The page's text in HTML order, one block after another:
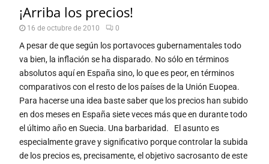
¡Arriba los precios!
16 de octubre de 2010 0
A pesar de que según los portavoces gubernamentales todo
va bien, la inflación se ha disparado. No sólo en términos
absolutos aquí en España sino, lo que es peor, en términos
comparativos con el resto de los países de la Unión Euopea.
Para hacerse una idea baste saber que los precios han subido
en dos meses en España siete veces más que en durante todo
el último año en Suecia. Una barbaridad. El asunto es
especialmente grave y significativo porque controlar la subida
de los precios es, precisamente, el objetivo sacrosanto de este